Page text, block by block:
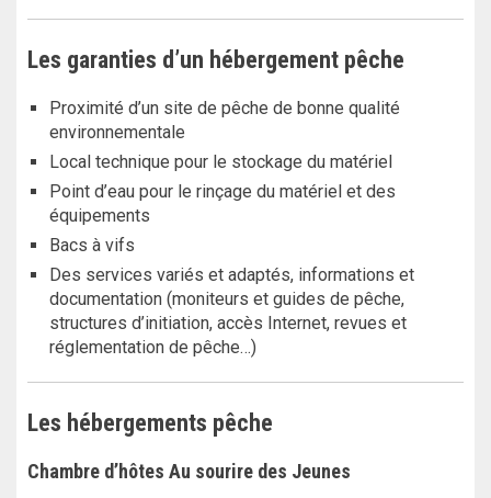
Les garanties d’un hébergement pêche
Proximité d’un site de pêche de bonne qualité
environnementale
Local technique pour le stockage du matériel
Point d’eau pour le rinçage du matériel et des
équipements
Bacs à vifs
Des services variés et adaptés, informations et
documentation (moniteurs et guides de pêche,
structures d’initiation, accès Internet, revues et
réglementation de pêche…)
Les hébergements pêche
Chambre d’hôtes Au sourire des Jeunes